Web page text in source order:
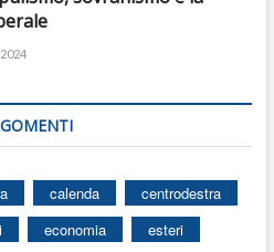
calenda
centrodestra
economia
esteri